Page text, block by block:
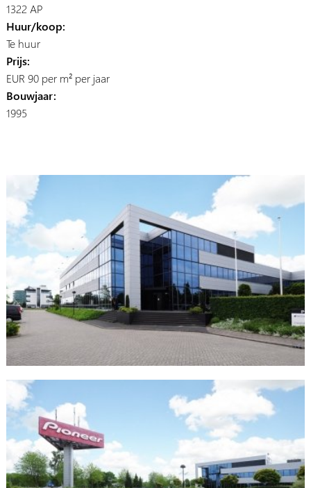
1322 AP
Huur/koop:
Te huur
Prijs:
EUR 90 per m² per jaar
Bouwjaar:
1995